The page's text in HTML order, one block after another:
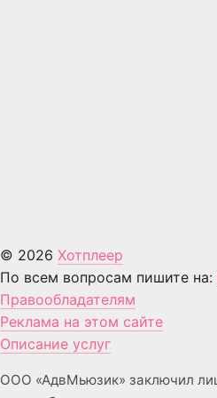
© 2026 Хотплеер
По всем вопросам пишите на:
Правообладателям
Реклама на этом сайте
Описание услуг
ООО «АдвМьюзик» заключил